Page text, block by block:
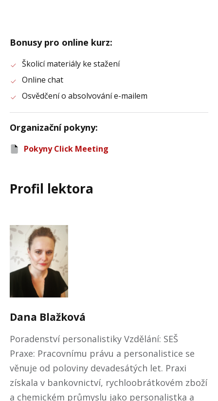
Bonusy pro online kurz:
Školicí materiály ke stažení
Online chat
Osvědčení o absolvování e-mailem
Organizační pokyny:
Pokyny Click Meeting
Profil lektora
Dana Blažková
Poradenství personalistiky Vzdělání: SEŠ
Praxe: Pracovnímu právu a personalistice se
věnuje od poloviny devadesátých let. Praxi
získala v bankovnictví, rychloobrátkovém zboží
a chemickém průmyslu jako personalistka a